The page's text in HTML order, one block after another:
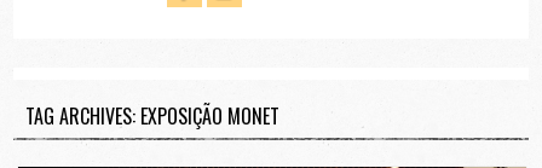
TAG ARCHIVES: EXPOSIÇÃO MONET